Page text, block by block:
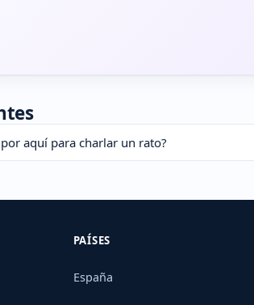
aquí para charlar un rato?
PAÍSES
España